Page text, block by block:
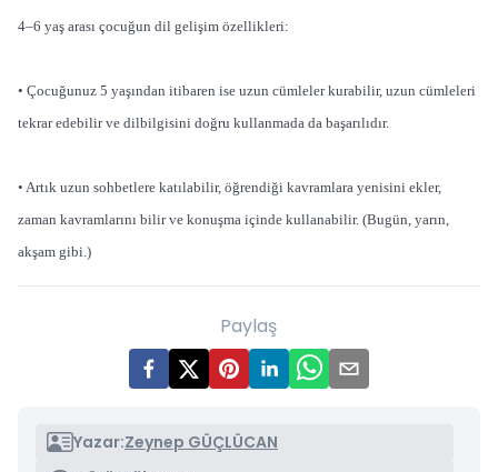
4–6 yaş arası çocuğun dil gelişim özellikleri:
• Çocuğunuz 5 yaşından itibaren ise uzun cümleler kurabilir, uzun cümleleri
tekrar edebilir ve dilbilgisini doğru kullanmada da başarılıdır.
• Artık uzun sohbetlere katılabilir, öğrendiği kavramlara yenisini ekler,
zaman kavramlarını bilir ve konuşma içinde kullanabilir. (Bugün, yarın,
akşam gibi.)
Paylaş
Yazar:Zeynep GÜÇLÜCAN